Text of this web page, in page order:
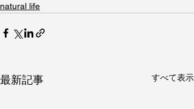
natural life
最新記事 すべて表示